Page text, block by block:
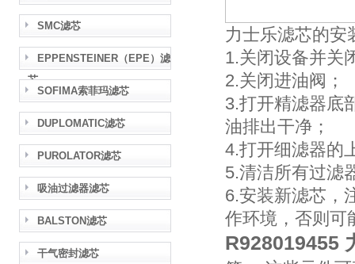
SMC滤芯
EPPENSTEINER（EPE）滤
芯
SOFIMA索菲玛滤芯
DUPLOMATIC滤芯
PUROLATOR滤芯
吸油过滤器滤芯
BALSTON滤芯
干气密封滤芯
力士乐滤芯的安
1.关闭设备并关
2.关闭进油阀；
3.打开精滤器底
油排出干净；
4.打开细滤器的
5.清洁所有过滤
6.安装新滤芯，
作环境，否则可
R928019455